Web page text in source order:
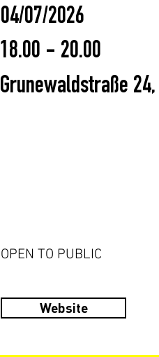
04/07/2026
18.00 - 20.00
Grunewaldstraße
OPEN TO PUBLIC
Website